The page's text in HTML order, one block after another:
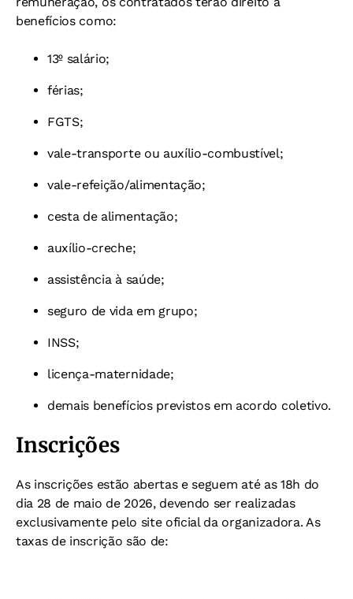
benefícios como:
13º salário;
férias;
FGTS;
vale-transporte ou auxílio-combustível;
vale-refeição/alimentação;
cesta de alimentação;
auxílio-creche;
assistência à saúde;
seguro de vida em grupo;
INSS;
licença-maternidade;
demais benefícios previstos em acordo coletivo.
Inscrições
As inscrições estão abertas e seguem até as 18h do
dia 28 de maio de 2026, devendo ser realizadas
exclusivamente pelo site oficial da organizadora. As
taxas de inscrição são de: